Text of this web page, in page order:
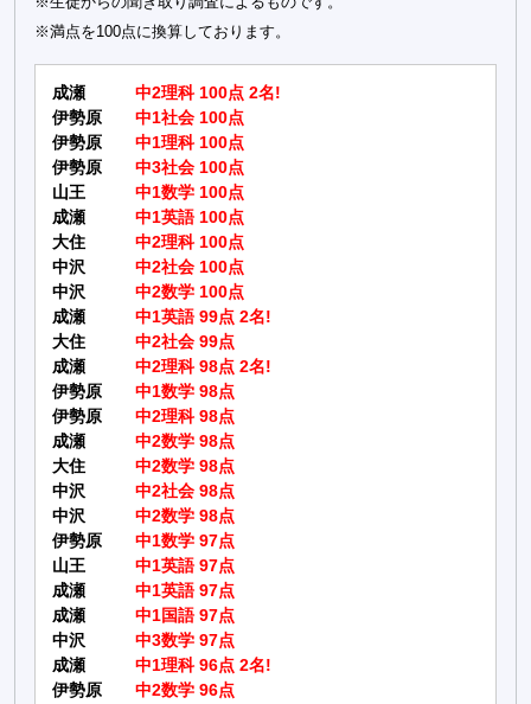
※満点を100点に換算しております。
成瀬
中2理科 100点 2名!
伊勢原
中1社会 100点
伊勢原
中1理科 100点
伊勢原
中3社会 100点
山王
中1数学 100点
成瀬
中1英語 100点
大住
中2理科 100点
中沢
中2社会 100点
中沢
中2数学 100点
成瀬
中1英語 99点 2名!
大住
中2社会 99点
成瀬
中2理科 98点 2名!
伊勢原
中1数学 98点
伊勢原
中2理科 98点
成瀬
中2数学 98点
大住
中2数学 98点
中沢
中2社会 98点
中沢
中2数学 98点
伊勢原
中1数学 97点
山王
中1英語 97点
成瀬
中1英語 97点
成瀬
中1国語 97点
中沢
中3数学 97点
成瀬
中1理科 96点 2名!
伊勢原
中2数学 96点